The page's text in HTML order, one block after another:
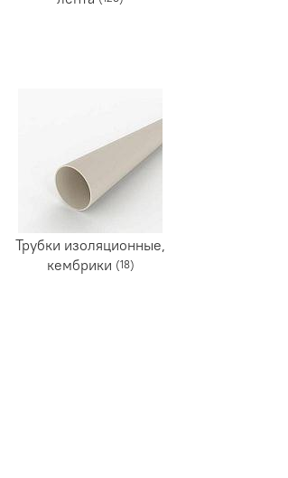
Трубки изоляционные,
кембрики (18)